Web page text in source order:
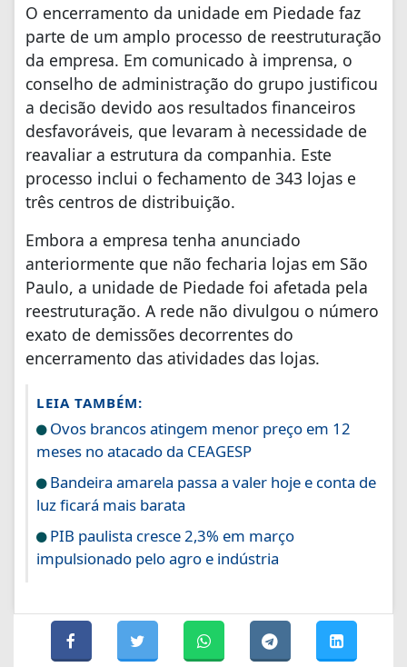
O encerramento da unidade em Piedade faz
parte de um amplo processo de reestruturação
da empresa. Em comunicado à imprensa, o
conselho de administração do grupo justificou
a decisão devido aos resultados financeiros
desfavoráveis, que levaram à necessidade de
reavaliar a estrutura da companhia. Este
processo inclui o fechamento de 343 lojas e
três centros de distribuição.
Embora a empresa tenha anunciado
anteriormente que não fecharia lojas em São
Paulo, a unidade de Piedade foi afetada pela
reestruturação. A rede não divulgou o número
exato de demissões decorrentes do
encerramento das atividades das lojas.
LEIA TAMBÉM:
Ovos brancos atingem menor preço em 12
meses no atacado da CEAGESP
Bandeira amarela passa a valer hoje e conta de
luz ficará mais barata
PIB paulista cresce 2,3% em março
impulsionado pelo agro e indústria